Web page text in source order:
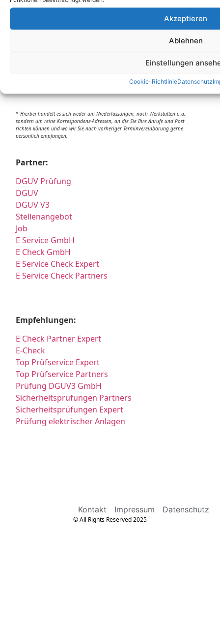
Akzeptieren
Ablehnen
Einstellungen
Cookie-RichtlinieDatenschutz
Unsere Korrespondenz-Adressen*:
* Hierbei handelt es sich weder um Niederlassungen, noch Werkstätten o.ä.,
sondern um reine Korrespondenz-Adressen, an die Sie Ihre Anrufe und Post
richten können und wo wir Sie nach vorheriger Terminvereinbarung gerne
persönlich empfangen.
Partner:
DGUV Prüfung
DGUV
DGUV V3
Stellenangebot
Job
E Service GmbH
E Check GmbH
E Service Check Expert
E Service Check Partners
Empfehlungen:
E Check Partner Expert
E-Check
Top Prüfservice Expert
Top Prüfservice Partners
Prüfung DGUV3 GmbH
Sicherheitsprüfungen Partners
Sicherheitsprüfungen Expert
Prüfung elektrischer Anlagen
Kontakt Impressum Datenschutz
© All Rights Reserved 2025